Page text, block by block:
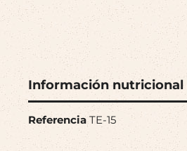
Información nutricional
Referencia TE-15